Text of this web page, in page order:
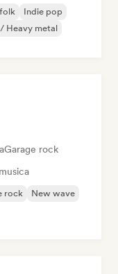
Indie pop
Heavy metal
Garage rock
rock
New wave